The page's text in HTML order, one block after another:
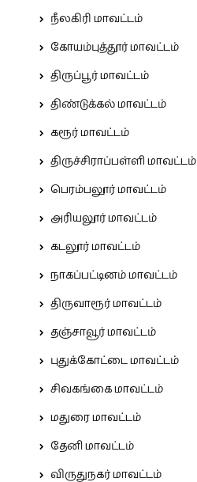
நீலகிரி மாவட்டம்
கோயம்புத்தூர் மாவட்டம்
திருப்பூர் மாவட்டம்
திண்டுக்கல் மாவட்டம்
கரூர் மாவட்டம்
திருச்சிராப்பள்ளி மாவட்டம்
பெரம்பலூர் மாவட்டம்
அரியலூர் மாவட்டம்
கடலூர் மாவட்டம்
நாகப்பட்டினம் மாவட்டம்
திருவாரூர் மாவட்டம்
தஞ்சாவூர் மாவட்டம்
புதுக்கோட்டை மாவட்டம்
சிவகங்கை மாவட்டம்
மதுரை மாவட்டம்
தேனி மாவட்டம்
விருதுநகர் மாவட்டம்